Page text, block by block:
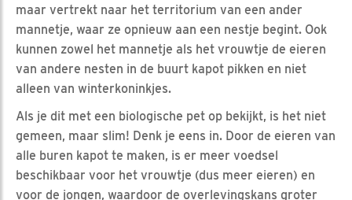
maar vertrekt naar het territorium van een ander
mannetje, waar ze opnieuw aan een nestje begint. Ook
kunnen zowel het mannetje als het vrouwtje de eieren
van andere nesten in de buurt kapot pikken en niet
alleen van winterkoninkjes.
Als je dit met een biologische pet op bekijkt, is het niet
gemeen, maar slim! Denk je eens in. Door de eieren van
alle buren kapot te maken, is er meer voedsel
beschikbaar voor het vrouwtje (dus meer eieren) en
voor de jongen, waardoor de overlevingskans groter